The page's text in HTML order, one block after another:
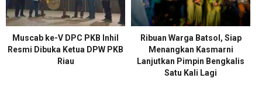
Muscab ke-V DPC PKB Inhil
Resmi Dibuka Ketua DPW PKB
Riau
Ribuan Warga Batsol, Siap
Menangkan Kasmarni
Lanjutkan Pimpin Bengkalis
Satu Kali Lagi